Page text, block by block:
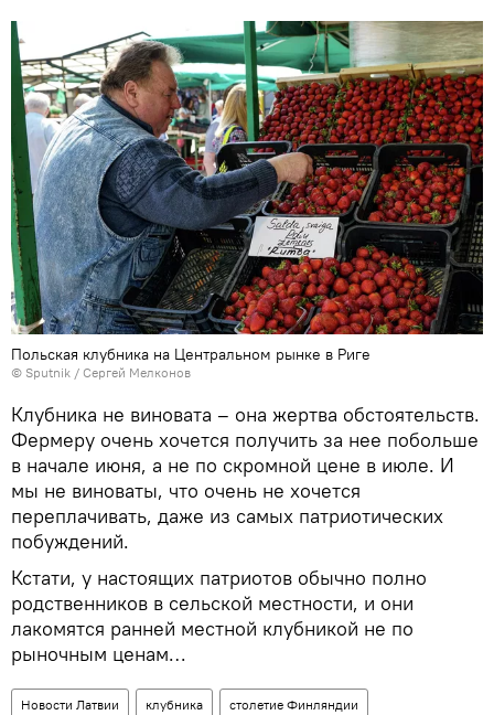
Польская клубника на Центральном рынке в Риге
© Sputnik / Сергей Мелконов
Клубника не виновата – она жертва обстоятельств.
Фермеру очень хочется получить за нее побольше
в начале июня, а не по скромной цене в июле. И
мы не виноваты, что очень не хочется
переплачивать, даже из самых патриотических
побуждений.
Кстати, у настоящих патриотов обычно полно
родственников в сельской местности, и они
лакомятся ранней местной клубникой не по
рыночным ценам…
Новости Латвии клубника столетие Финляндии